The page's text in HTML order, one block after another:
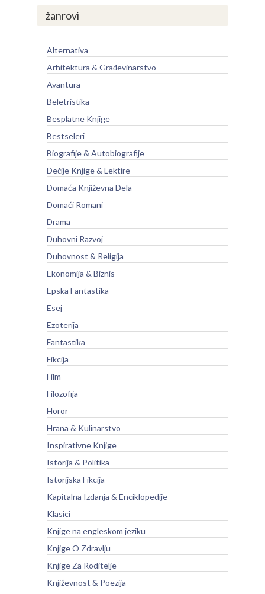
žanrovi
Alternativa
Arhitektura & Građevinarstvo
Avantura
Beletristika
Besplatne Knjige
Bestseleri
Biografije & Autobiografije
Dečije Knjige & Lektire
Domaća Književna Dela
Domaći Romani
Drama
Duhovni Razvoj
Duhovnost & Religija
Ekonomija & Biznis
Epska Fantastika
Esej
Ezoterija
Fantastika
Fikcija
Film
Filozofija
Horor
Hrana & Kulinarstvo
Inspirativne Knjige
Istorija & Politika
Istorijska Fikcija
Kapitalna Izdanja & Enciklopedije
Klasici
Knjige na engleskom jeziku
Knjige O Zdravlju
Knjige Za Roditelje
Književnost & Poezija